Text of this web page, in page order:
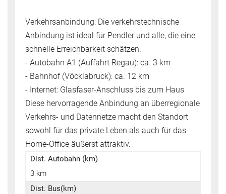
Verkehrsanbindung: Die verkehrstechnische
Anbindung ist ideal für Pendler und alle, die eine
schnelle Erreichbarkeit schätzen.
- Autobahn A1 (Auffahrt Regau): ca. 3 km
- Bahnhof (Vöcklabruck): ca. 12 km
- Internet: Glasfaser-Anschluss bis zum Haus
Diese hervorragende Anbindung an überregionale
Verkehrs- und Datennetze macht den Standort
sowohl für das private Leben als auch für das
Home-Office äußerst attraktiv.
Dist. Autobahn (km)
3 km
Dist. Bus(km)